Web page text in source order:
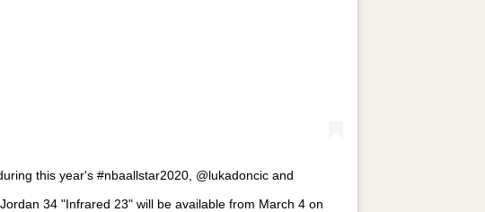
this year's #nbaallstar2020, @lukadoncic and
34 "Infrared 23" will be available from March 4 on